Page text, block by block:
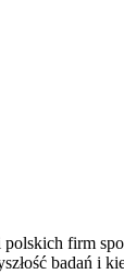
firm
badań i